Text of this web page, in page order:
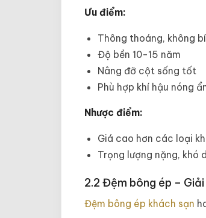
Ưu điểm:
Thông thoáng, không
Độ bền 10-15 năm
Nâng đỡ cột sống tốt
Phù hợp khí hậu nóng
Nhược điểm:
Giá cao hơn các loại
Trọng lượng nặng, khó
2.2 Đệm bông ép –
Đệm bông ép khách sạn